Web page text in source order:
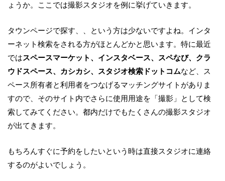
ょうか。ここでは撮影スタジオを例に挙げていきます。
タウンページで探す、、という方は少ないですよね。インタ
ーネット検索をされる方がほとんどかと思います。特に最近
ではスペースマーケット、インスタベース、スペなび、クラ
ウドスペース、カシカシ、スタジオ検索ドットコムなど、ス
ペース所有者と利用者をつなげるマッチングサイトがありま
すので、そのサイト内でさらに使用用途を「撮影」として検
索してみてください。都内だけでもたくさんの撮影スタジオ
が出てきます。
もちろんすぐに予約をしたいという時は直接スタジオに連絡
するのがよいでしょう。